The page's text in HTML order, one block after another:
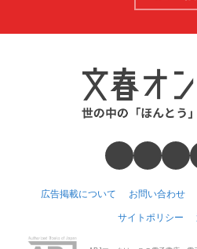
広告掲載について お問い合わせ
サイトポリシー